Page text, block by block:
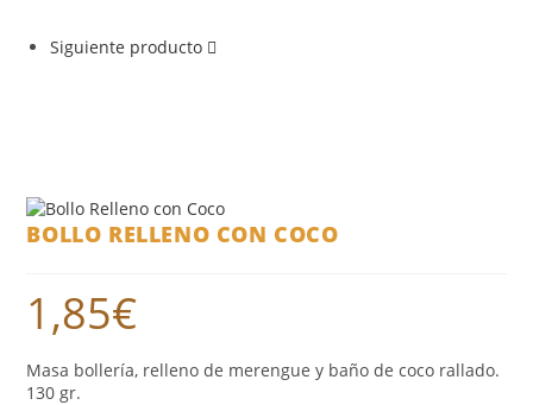
Siguiente producto
BOLLO RELLENO CON COCO
1,85€
Masa bollería, relleno de merengue y baño de coco rallado.
130 gr.